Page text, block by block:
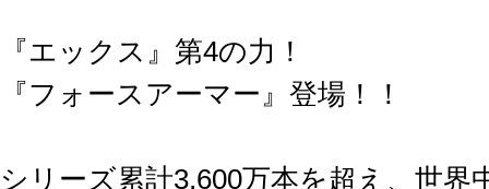
『エックス』第4の力！
『フォースアーマー』登場！！
シリーズ累計3,600万本を超え、世界